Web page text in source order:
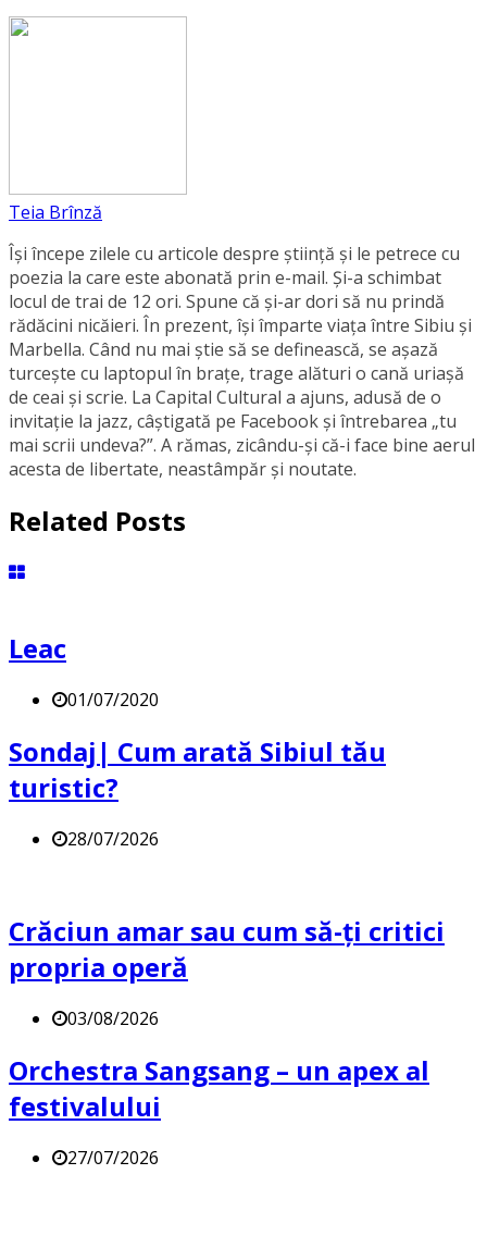
Teia Brînză
Își începe zilele cu articole despre știință și le petrece cu
poezia la care este abonată prin e-mail. Și-a schimbat
locul de trai de 12 ori. Spune că și-ar dori să nu prindă
rădăcini nicăieri. În prezent, își împarte viața între Sibiu și
Marbella. Când nu mai știe să se definească, se aşază
turcește cu laptopul în brațe, trage alături o cană uriașă
de ceai și scrie. La Capital Cultural a ajuns, adusă de o
invitație la jazz, câștigată pe Facebook și întrebarea „tu
mai scrii undeva?”. A rămas, zicându-și că-i face bine aerul
acesta de libertate, neastâmpăr și noutate.
Related Posts
Leac
01/07/2020
Sondaj| Cum arată Sibiul tău
turistic?
28/07/2026
Crăciun amar sau cum să-ți critici
propria operă
03/08/2026
Orchestra Sangsang – un apex al
festivalului
27/07/2026